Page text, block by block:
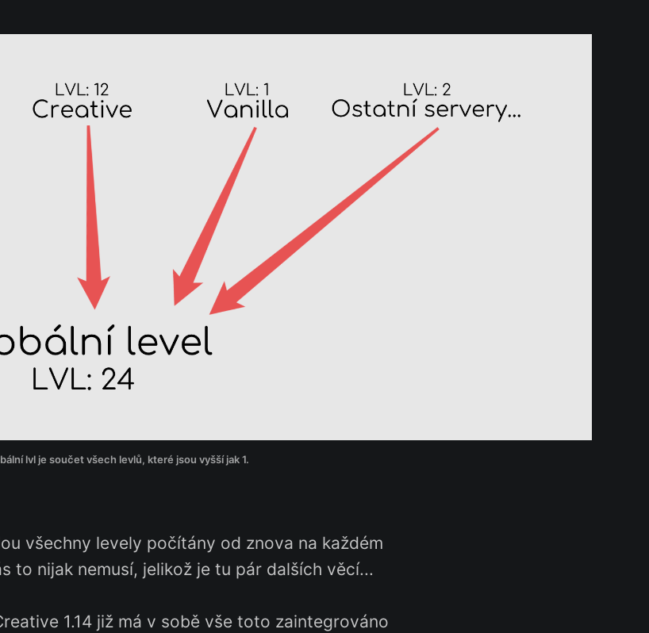
lvl je součet všech levlů, které jsou vyšší jak 1.
všechny levely počítány od znova na každém
to nijak nemusí, jelikož je tu pár dalších věcí...
1.14 již má v sobě vše toto zaintegrováno